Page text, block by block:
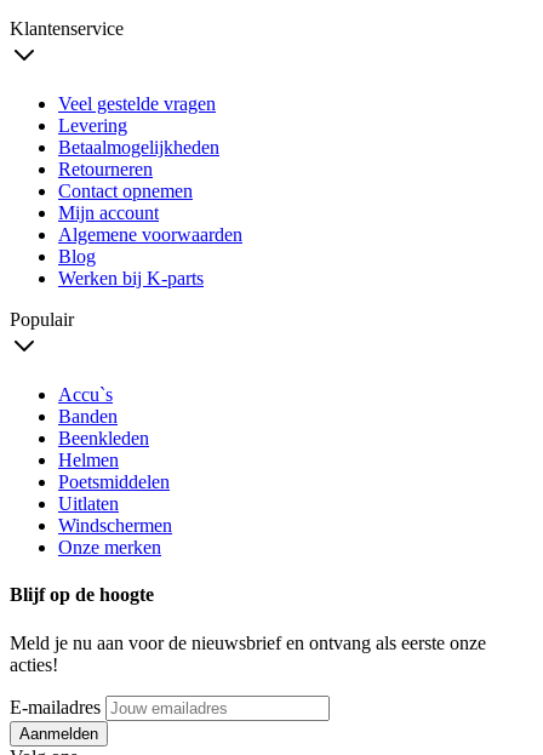
Klantenservice
Veel gestelde vragen
Levering
Betaalmogelijkheden
Retourneren
Contact opnemen
Mijn account
Algemene voorwaarden
Blog
Werken bij K-parts
Populair
Accu`s
Banden
Beenkleden
Helmen
Poetsmiddelen
Uitlaten
Windschermen
Onze merken
Blijf op de hoogte
Meld je nu aan voor de nieuwsbrief en ontvang als eerste onze
acties!
E-mailadres
Aanmelden